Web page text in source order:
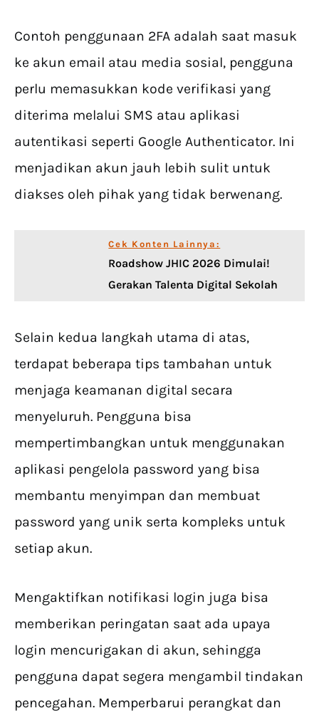
Contoh penggunaan 2FA adalah saat masuk
ke akun email atau media sosial, pengguna
perlu memasukkan kode verifikasi yang
diterima melalui SMS atau aplikasi
autentikasi seperti Google Authenticator. Ini
menjadikan akun jauh lebih sulit untuk
diakses oleh pihak yang tidak berwenang.
Cek Konten Lainnya:
Roadshow JHIC 2026 Dimulai!
Gerakan Talenta Digital Sekolah
Selain kedua langkah utama di atas,
terdapat beberapa tips tambahan untuk
menjaga keamanan digital secara
menyeluruh. Pengguna bisa
mempertimbangkan untuk menggunakan
aplikasi pengelola password yang bisa
membantu menyimpan dan membuat
password yang unik serta kompleks untuk
setiap akun.
Mengaktifkan notifikasi login juga bisa
memberikan peringatan saat ada upaya
login mencurigakan di akun, sehingga
pengguna dapat segera mengambil tindakan
pencegahan. Memperbarui perangkat dan